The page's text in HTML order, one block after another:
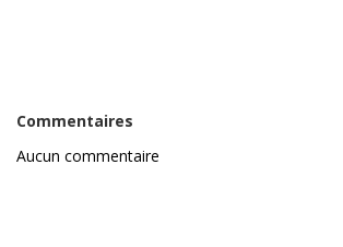
Commentaires
Aucun commentaire